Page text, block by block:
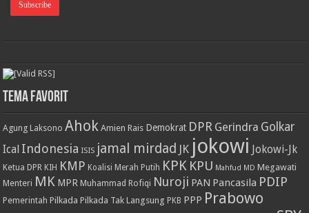
Tema Favorit
Agung Laksono Ahok Amien Rais Demokrat DPR Gerindra Golkar
Ical Indonesia ISIS jamal mirdad JK jokowi Jokowi-Jk
Ketua DPR KIH KMP Koalisi Merah Putih KPK KPU Mahfud MD Megawati
Menteri MK MPR Muhammad Rofiqi Nuroji PAN Pancasila PDIP
Pemerintah Pilkada Pilkada Tak Langsung PKB PPP Prabowo